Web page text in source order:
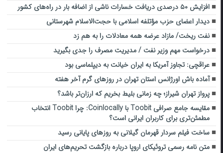
افزایش ۵۰ درصدی دریافت خسارات ناشی از اضافه بار در راه‌های کشور
دیدار اعضای حزب مؤتلفه اسلامی با حجت‌الاسلام شهرستانی
نفت ریخت/ مازاد عرضه همه معادلات را به هم زد
درخواست مهم وزیر نفت / مدیریت مصرف را جدی بگیرید
عراقچی: تجاوز آمریکا به ایران خیانت به دیپلماسی بود
آماده باش اورژانس استان تهران در روزهای گرم آخر هفته
پرواز تهران شیراز؛ چه زمانی بلیط بخریم که ارزان‌تر باشد؟
مقایسه جامع صرافی Toobit با Coinlocally: چرا Toobit انتخاب
مطمئن‌تری برای کاربران ایرانی است؟
ساخت فیلم سردار قهرمان گیلانی به روزهای پایانی رسید
متن نامه رسمی تروئیکای اروپا درباره بازگشت تحریم‌های ایران